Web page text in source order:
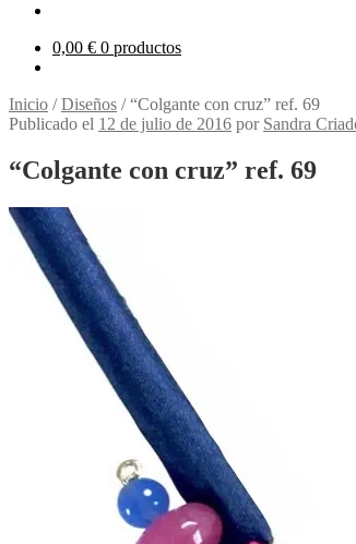
0,00 € 0 productos
Inicio /Diseños /“Colgante con cruz” ref. 69
Publicado el 12 de julio de 2016 por Sandra
“Colgante con cruz” ref. 69